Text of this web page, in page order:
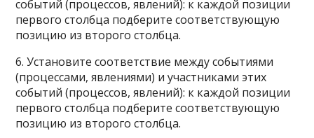
событий (процессов, явлений): к каждой позиции
первого столбца подберите соответствующую
позицию из второго столбца.
6. Установите соответствие между событиями
(процессами, явлениями) и участниками этих
событий (процессов, явлений): к каждой позиции
первого столбца подберите соответствующую
позицию из второго столбца.